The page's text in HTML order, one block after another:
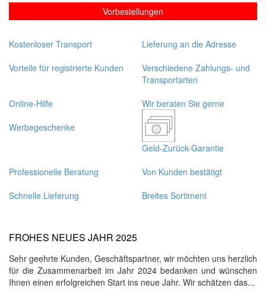
Vorbestellungen
Kostenloser Transport
Lieferung an die Adresse
Vorteile für registrierte Kunden
Verschiedene Zahlungs- und
Transportarten
Online-Hilfe
Wir beraten Sie gerne
Werbegeschenke
Geld-Zurück-Garantie
Professionelle Beratung
Von Kunden bestätigt
Schnelle Lieferung
Breites Sortiment
FROHES NEUES JAHR 2025
Sehr geehrte Kunden, Geschäftspartner, wir möchten uns herzlich
für die Zusammenarbeit im Jahr 2024 bedanken und wünschen
Ihnen einen erfolgreichen Start ins neue Jahr. Wir schätzen das...